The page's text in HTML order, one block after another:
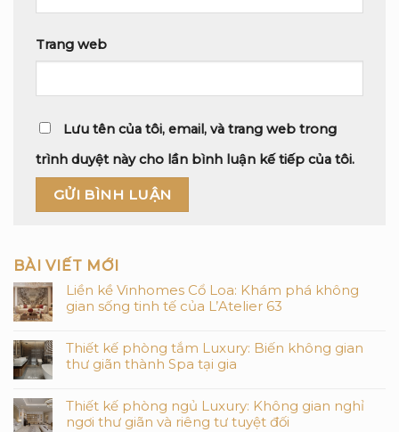
BÀI VIẾT MỚI
Liền kề Vinhomes Cổ Loa: Khám phá không
gian sống tinh tế của L’Atelier 63
Thiết kế phòng tắm Luxury: Biến không gian
thư giãn thành Spa tại gia
Thiết kế phòng ngủ Luxury: Không gian nghỉ
ngơi thư giãn và riêng tư tuyệt đối
Trang web
Lưu tên của tôi, email, và trang web trong
trình duyệt này cho lần bình luận kế tiếp của tôi.